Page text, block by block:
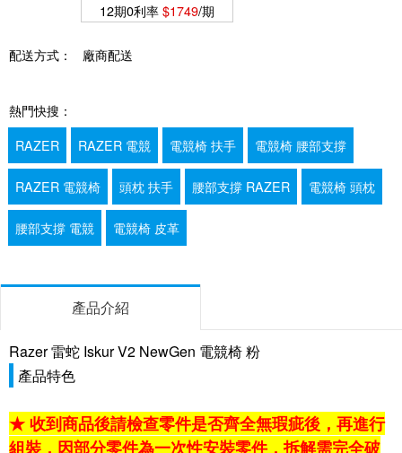
12期0利率$1749/期
配送方式： 廠商配送
熱門快搜：
RAZER
RAZER 電競 電競椅 扶手 電競椅 腰部支撐
RAZER 電競椅 頭枕 扶手 腰部支撐 RAZER 電競椅 頭枕
腰部支撐 電競 電競椅 皮革
產品介紹
Razer 雷蛇 Iskur V2 NewGen 電競椅 粉
產品特色
★ 收到商品後請檢查零件是否齊全無瑕疵後，再進行
組裝，因部分零件為一次性安裝零件，拆解需完全破